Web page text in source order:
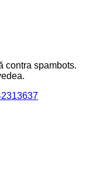
contra spambots.